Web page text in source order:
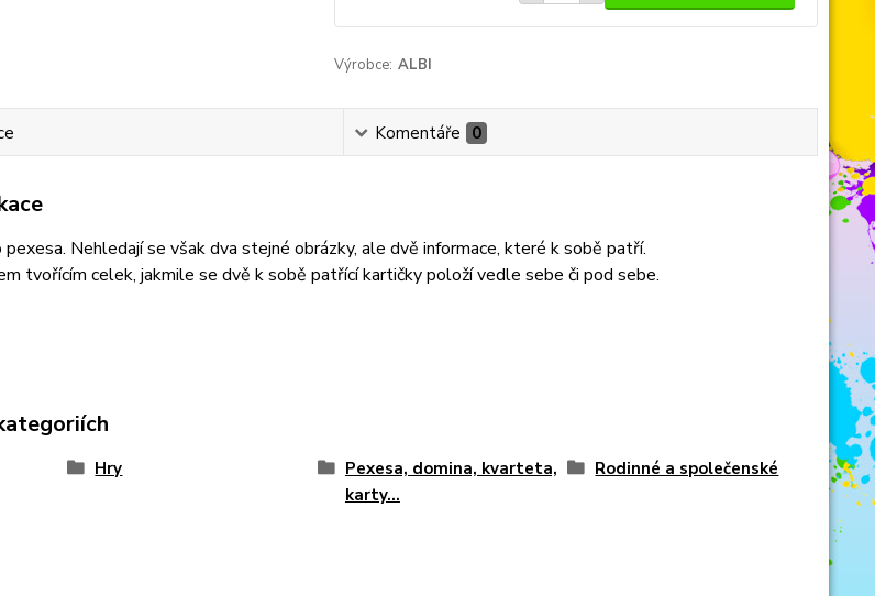
Výrobce: ALBI
Komentáře 0
pexesa. Nehledají se však dva stejné obrázky, ale dvě informace, které k sobě patří.
tvořícím celek, jakmile se dvě k sobě patřící kartičky položí vedle sebe či pod sebe.
Hry
Pexesa, domina, kvarteta,
karty...
Rodinné a společenské